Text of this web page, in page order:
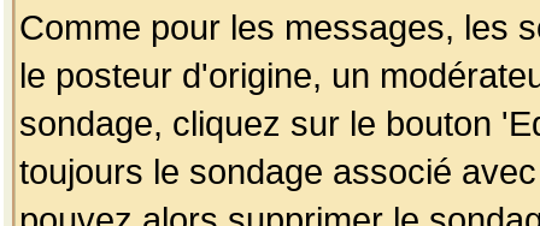
Comme pour les messages, les
le posteur d'origine, un
sondage, cliquez sur le bouton
toujours le sondage associé